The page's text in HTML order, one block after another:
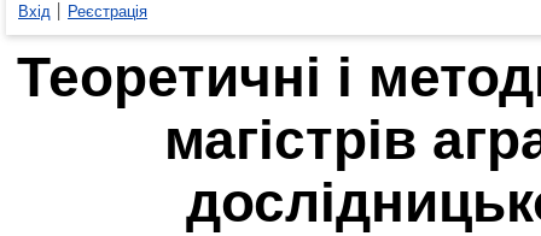
Вхід Реєстрація
Теоретичні і
магістрів